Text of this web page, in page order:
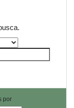
por